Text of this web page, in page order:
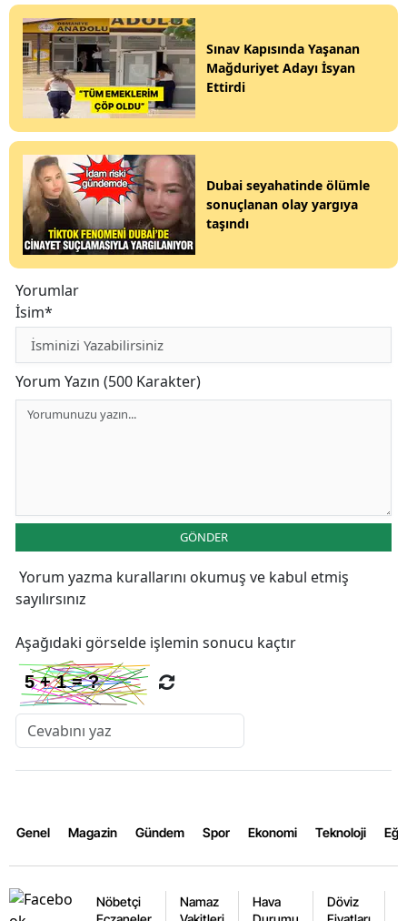
Sınav Kapısında Yaşanan
Mağduriyet Adayı İsyan
Ettirdi
Dubai seyahatinde ölümle
sonuçlanan olay yargıya
taşındı
Yorumlar
İsim*
Yorum Yazın (500 Karakter)
GÖNDER
Yorum yazma kurallarını okumuş ve kabul etmiş
sayılırsınız
Aşağıdaki görselde işlemin sonucu kaçtır
Genel Magazin Gündem Spor Ekonomi Teknoloji
Nöbetçi
Namaz
Hava
Döviz